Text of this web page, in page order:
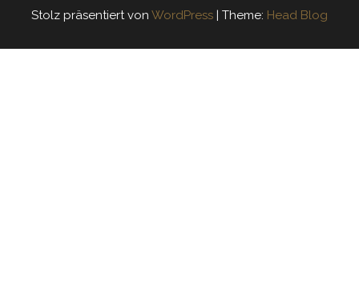
Stolz präsentiert von WordPress | Theme: Head Blog